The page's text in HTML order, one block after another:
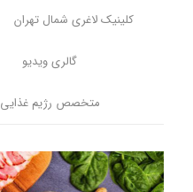
کلینیک لاغری شمال تهران
گالری ویدیو
متخصص رژیم غذایی